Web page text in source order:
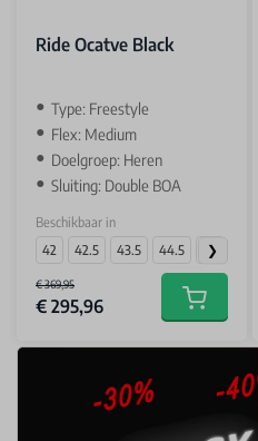
Ride Ocatve Black
Type: Freestyle
Flex: Medium
Doelgroep: Heren
Sluiting: Double BOA
Beschikbaar in
42
42.5 43.5 44.5 46
€ 369,95
€ 295,96 Add to cart